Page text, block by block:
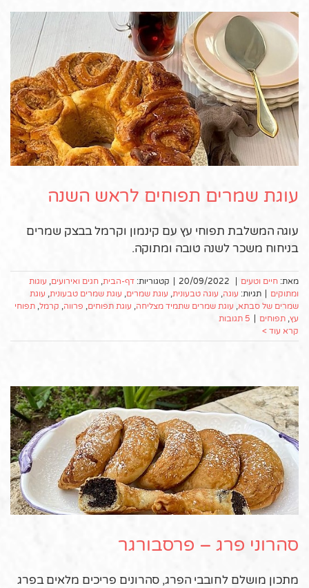
עוגת שמרים תפוחים לראש השנה
עוגה המשלבת תפוחי עץ עם קינמון וקרמל בבצק שמרים
בניחוח משכר לשנה טובה ומתוקה.
מאת: חיים וטעים 20/09/2022 קטגוריות: דף-הבית, חגים ואירועים, עוגות
ומתוקים
תגיות: עוגה, עוגה טבעונית, עוגת שמרים, עוגת שמרים טבעונית, עוגת
שמרים של סבתא, עוגת שמרים שתמיד מצליחה, עוגת תפוחים, פרווה, קרמל, תפוחי
עץ, תפוחים
5 תגובות
קרא עוד >
סהרוני פרג – פרסבורגר
מתכון מושלם לחובבי הפרג, סהרונים פריכים מלאים בפרג